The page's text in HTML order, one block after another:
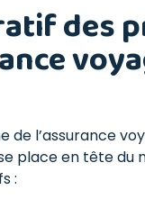
des
de l’assurance
place en tête du
: